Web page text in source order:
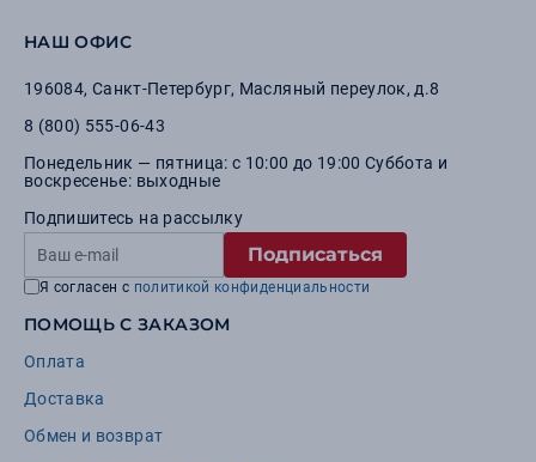
НАШ ОФИС
196084, Санкт-Петербург, Масляный переулок, д.8
8 (800) 555-06-43
Понедельник — пятница: с 10:00 до 19:00 Суббота и
воскресенье: выходные
Подпишитесь на рассылку
Подписаться
Я согласен с политикой конфиденциальности
ПОМОЩЬ С ЗАКАЗОМ
Оплата
Доставка
Обмен и возврат